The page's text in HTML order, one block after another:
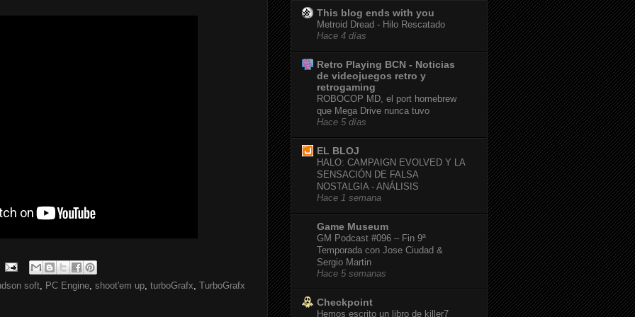
soft, PC Engine, shoot'em up, turboGrafx, TurboGrafx
This blog ends with you
Metroid Dread - Hilo Rescatado
Hace 4 días
Retro Playing BCN - Noticias
de videojuegos retro y
retrogaming
ROBOCOP MD, el port homebrew
que Mega Drive nunca tuvo
Hace 5 días
EL BLOJ
HALO: CAMPAIGN EVOLVED Y LA
SENSACIÓN DE FALSA
NOSTALGIA - ANÁLISIS
Hace 1 semana
Game Museum
GM Podcast #096 – Fin 9ª
Temporada con Jose Ciudad &
Sergio Martin
Hace 5 semanas
Checkpoint
Hemos escrito un libro de killer7